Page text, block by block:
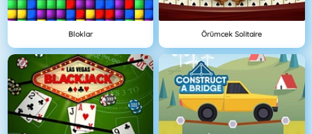
Bloklar Örümcek Solitaire